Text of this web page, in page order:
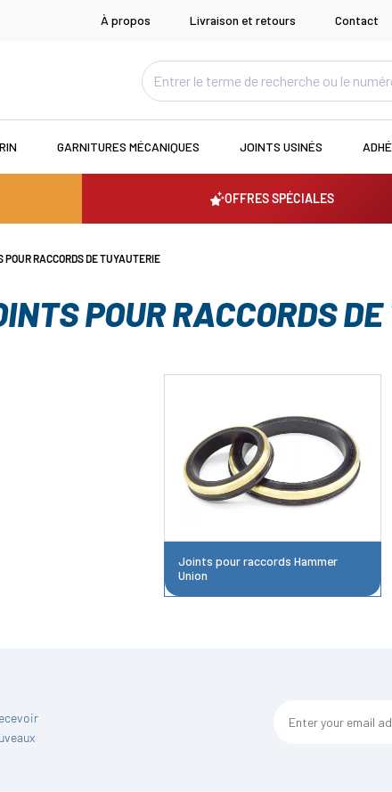
À propos Livraison et retours Contact
GARNITURES MÉCANIQUES JOINTS USINÉS
OFFRES SPÉCIALES
POUR RACCORDS DE TUYAUTERIE
POUR RACCORDS
Joints pour raccords Hammer
Union